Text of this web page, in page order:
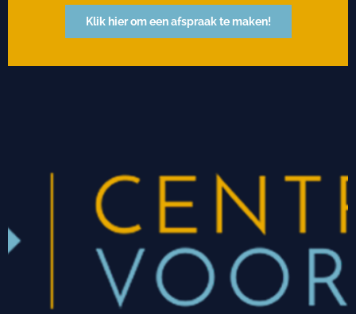
Klik hier om een afspraak te maken!